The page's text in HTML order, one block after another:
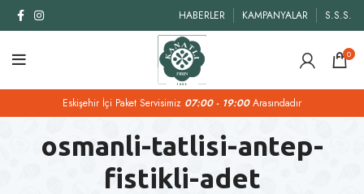
HABERLER KAMPANYALAR S.S.S.
0
Eskişehir İçi Paket Servisimiz 07:00 - 19:00Arasındadır
osmanli-tatlisi-antep-
fistikli-adet